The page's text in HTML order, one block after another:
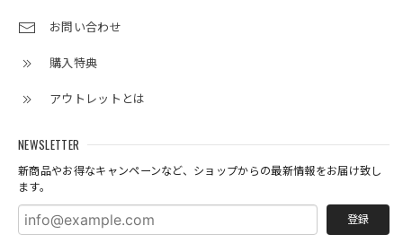
お問い合わせ
購入特典
アウトレットとは
NEWSLETTER
新商品やお得なキャンペーンなど、ショップからの最新情報をお届け致し
ます。
登録